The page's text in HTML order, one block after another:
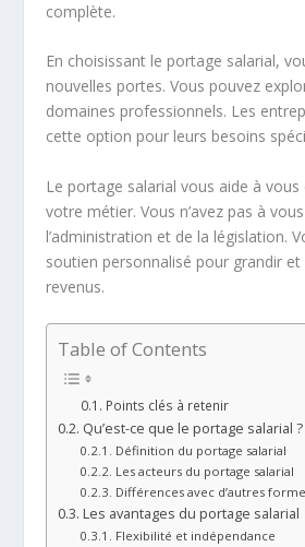
complète.
En choisissant le portage salarial,
nouvelles portes. Vous pouvez
domaines professionnels. Les
cette option pour leurs besoins
Le portage salarial vous aide à
votre métier. Vous n’avez pas à
l’administration et de la législation.
soutien personnalisé pour grandir
revenus.
Table of Contents
Points clés à retenir
Qu’est-ce que le portage salarial ?
Définition du portage salarial
Les acteurs du portage salarial
Différences avec d’autres
Les avantages du portage salarial
Flexibilité et indépendance